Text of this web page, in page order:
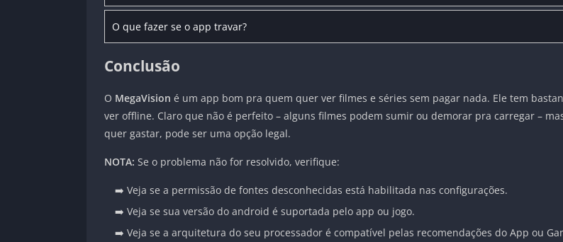
O que fazer se o app travar?
Conclusão
O MegaVision é um app bom pra quem quer ver filmes e séries sem pagar nada. Ele tem
ver offline. Claro que não é perfeito – alguns filmes podem sumir ou demorar pra carregar –
quer gastar, pode ser uma opção legal.
NOTA: Se o problema não for resolvido, verifique:
➡️ Veja se a permissão de fontes desconhecidas está habilitada nas configurações.
➡️ Veja se sua versão do android é suportada pelo app ou jogo.
➡️ Veja se a arquitetura do seu processador é compatível pelas recomendações do App ou